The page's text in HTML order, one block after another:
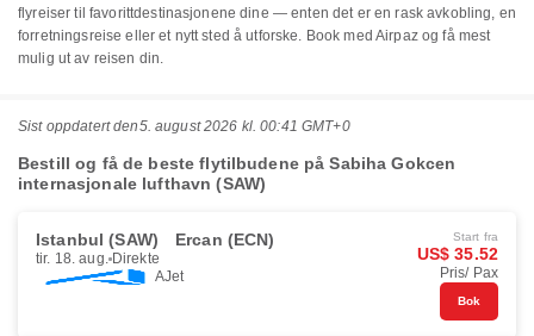
flyreiser til favorittdestinasjonene dine — enten det er en rask avkobling, en
forretningsreise eller et nytt sted å utforske. Book med Airpaz og få mest
mulig ut av reisen din.
Sist oppdatert den5. august 2026 kl. 00:41 GMT+0
Bestill og få de beste flytilbudene på Sabiha Gokcen
internasjonale lufthavn (SAW)
Istanbul (SAW) Ercan (ECN)
tir. 18. aug. Direkte
AJet
Start fra
US$ 35.52
Pris/ Pax
Bok